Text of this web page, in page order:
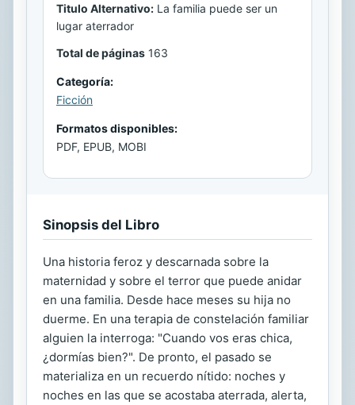
Titulo Alternativo: La familia puede ser un
lugar aterrador
Total de páginas 163
Categoría:
Ficción
Formatos disponibles:
PDF, EPUB, MOBI
Sinopsis del Libro
Una historia feroz y descarnada sobre la
maternidad y sobre el terror que puede anidar
en una familia. Desde hace meses su hija no
duerme. En una terapia de constelación familiar
alguien la interroga: "Cuando vos eras chica,
¿dormías bien?". De pronto, el pasado se
materializa en un recuerdo nítido: noches y
noches en las que se acostaba aterrada, alerta,